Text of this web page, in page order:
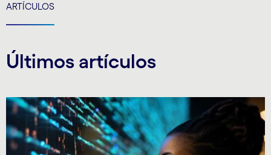
ARTÍCULOS
Últimos artículos
Carousel starts